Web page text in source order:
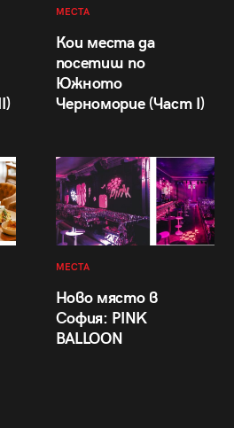
МЕСТА
Кои места да
посетиш по
Южното
Черноморие (Част I)
МЕСТА
Ново място в
София: PINK
BALLOON